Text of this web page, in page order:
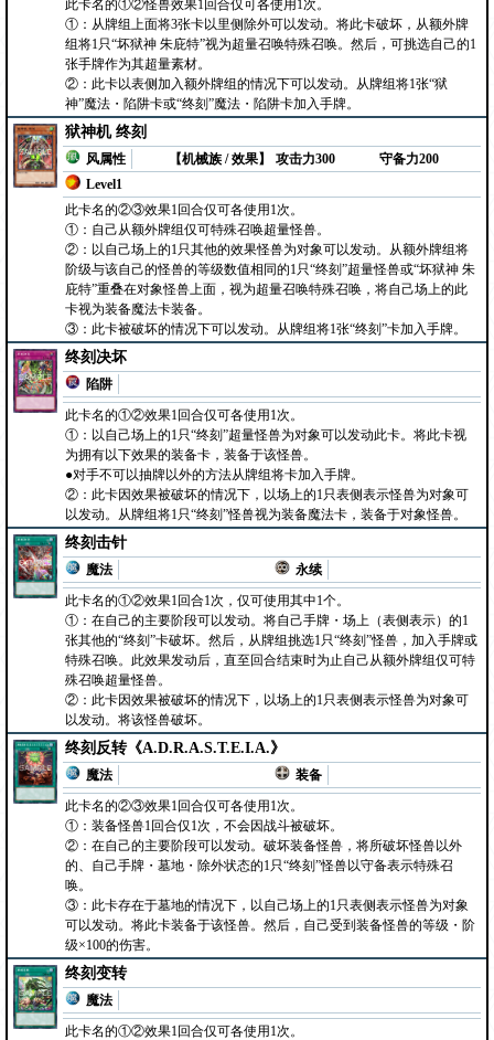
此卡名的①②怪兽效果1回合仅可各使用1次。
①：从牌组上面将3张卡以里侧除外可以发动。将此卡破坏，从额外牌
组将1只“坏狱神 朱庇特”视为超量召唤特殊召唤。然后，可挑选自己的1
张手牌作为其超量素材。
②：此卡以表侧加入额外牌组的情况下可以发动。从牌组将1张“狱
神”魔法・陷阱卡或“终刻”魔法・陷阱卡加入手牌。
狱神机 终刻
风属性
【机械族 / 效果】
Level1
攻击力300 守备力200
此卡名的②③效果1回合仅可各使用1次。
①：自己从额外牌组仅可特殊召唤超量怪兽。
②：以自己场上的1只其他的效果怪兽为对象可以发动。从额外牌组将
阶级与该自己的怪兽的等级数值相同的1只“终刻”超量怪兽或“坏狱神 朱
庇特”重叠在对象怪兽上面，视为超量召唤特殊召唤，将自己场上的此
卡视为装备魔法卡装备。
③：此卡被破坏的情况下可以发动。从牌组将1张“终刻”卡加入手牌。
终刻决坏
陷阱
此卡名的①②效果1回合仅可各使用1次。
①：以自己场上的1只“终刻”超量怪兽为对象可以发动此卡。将此卡视
为拥有以下效果的装备卡，装备于该怪兽。
●对手不可以抽牌以外的方法从牌组将卡加入手牌。
②：此卡因效果被破坏的情况下，以场上的1只表侧表示怪兽为对象可
以发动。从牌组将1只“终刻”怪兽视为装备魔法卡，装备于对象怪兽。
终刻击针
魔法
永续
此卡名的①②效果1回合1次，仅可使用其中1个。
①：在自己的主要阶段可以发动。将自己手牌・场上（表侧表示）的1
张其他的“终刻”卡破坏。然后，从牌组挑选1只“终刻”怪兽，加入手牌或
特殊召唤。此效果发动后，直至回合结束时为止自己从额外牌组仅可特
殊召唤超量怪兽。
②：此卡因效果被破坏的情况下，以场上的1只表侧表示怪兽为对象可
以发动。将该怪兽破坏。
终刻反转《A.D.R.A.S.T.E.I.A.》
魔法
装备
此卡名的②③效果1回合仅可各使用1次。
①：装备怪兽1回合仅1次，不会因战斗被破坏。
②：在自己的主要阶段可以发动。破坏装备怪兽，将所破坏怪兽以外
的、自己手牌・墓地・除外状态的1只“终刻”怪兽以守备表示特殊召
唤。
③：此卡存在于墓地的情况下，以自己场上的1只表侧表示怪兽为对象
可以发动。将此卡装备于该怪兽。然后，自己受到装备怪兽的等级・阶
级×100的伤害。
终刻变转
魔法
此卡名的①②效果1回合仅可各使用1次。